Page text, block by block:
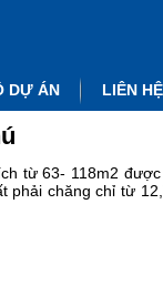
DỰ ÁN LIÊN HỆ
từ 63- 118m2
chăng chỉ từ